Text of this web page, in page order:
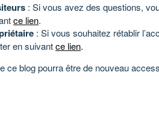
: Si vous avez des questions,
ce lien.
: Si vous souhaitez rétablir
en suivantce lien.
ce blog pourra être de nouveau